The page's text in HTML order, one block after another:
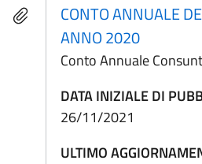
CONTO ANNUALE
ANNO 2020
Conto Annuale
DATA INIZIALE DI
26/11/2021
ULTIMO